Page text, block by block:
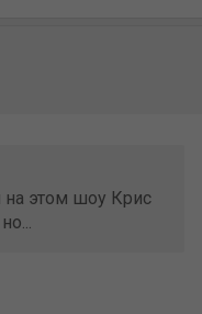
на этом шоу Крис